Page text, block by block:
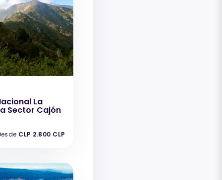
La
Sector Cajón
CLP 2.800 CLP